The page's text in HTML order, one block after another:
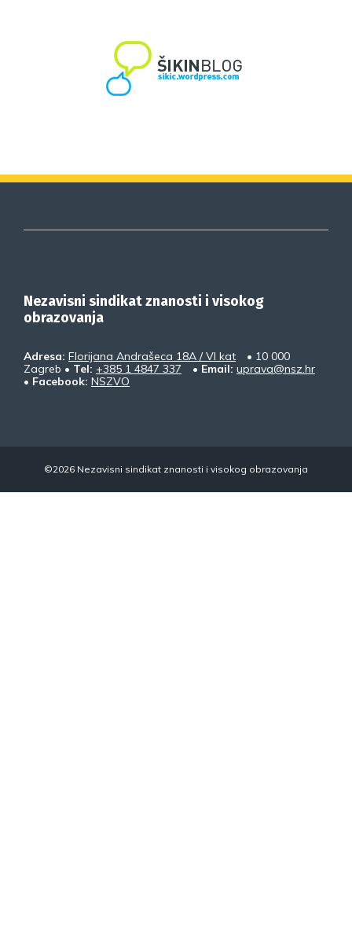
Nezavisni sindikat znanosti i visokog
obrazovanja
Adresa: Florijana Andrašeca 18A / VI kat
• 10 000
Zagreb • Tel: +385 1 4847 337 • Email: uprava@nsz.hr
• Facebook: NSZVO
©2026 Nezavisni sindikat znanosti i visokog obrazovanja